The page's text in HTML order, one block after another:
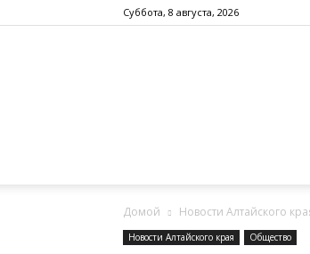
Суббота, 8 августа, 2026
Домой Новости Алтайского
Новости Алтайского края Общество